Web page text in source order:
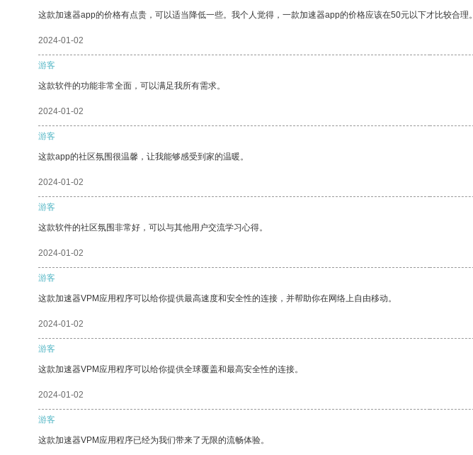
这款加速器app的价格有点贵，可以适当降低一些。我个人觉得，一款加速器app的价格应该在50元以下才比较合理。
2024-01-02
游客
这款软件的功能非常全面，可以满足我所有需求。
2024-01-02
游客
这款app的社区氛围很温馨，让我能够感受到家的温暖。
2024-01-02
游客
这款软件的社区氛围非常好，可以与其他用户交流学习心得。
2024-01-02
游客
这款加速器VPM应用程序可以给你提供最高速度和安全性的连接，并帮助你在网络上自由移动。
2024-01-02
游客
这款加速器VPM应用程序可以给你提供全球覆盖和最高安全性的连接。
2024-01-02
游客
这款加速器VPM应用程序已经为我们带来了无限的流畅体验。